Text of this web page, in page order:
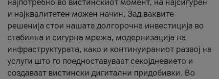
најпотребно во вистинскиот момент, на најсигурен
и најквалитетен можен начин. Зад ваквите
решенија стои нашата долгорочна инвестиција во
стабилна и сигурна мрежа, модернизација на
инфраструктурата, како и континуираниот развој на
услуги што го поедноставуваат секојдневието и
создаваат вистински дигитални придобивки. Во